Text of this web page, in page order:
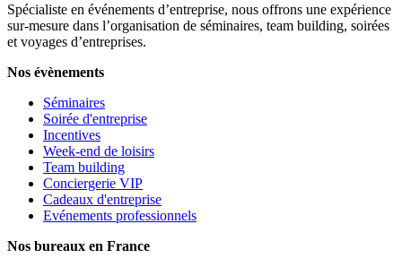
Spécialiste en événements d’entreprise, nous offrons une expérience
sur-mesure dans l’organisation de séminaires, team building, soirées
et voyages d’entreprises.
Nos évènements
Séminaires
Soirée d'entreprise
Incentives
Week-end de loisirs
Team building
Conciergerie VIP
Cadeaux d'entreprise
Evénements professionnels
Nos bureaux en France